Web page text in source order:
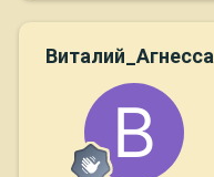
Виталий_Агнесса